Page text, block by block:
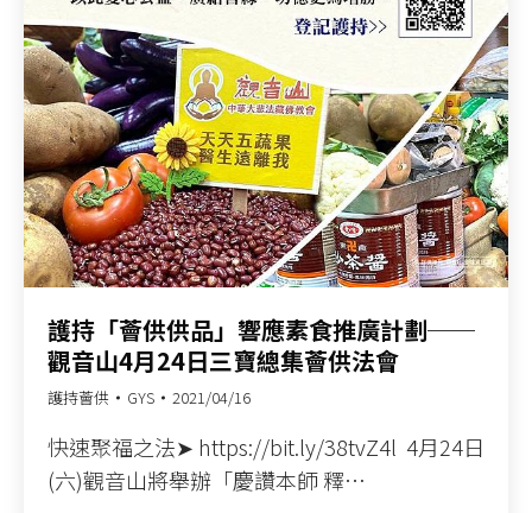
護持「薈供供品」響應素食推廣計劃──
觀音山4月24日三寶總集薈供法會
護持薈供 GYS 2021/04/16
快速聚福之法➤ https://bit.ly/38tvZ4l​ ​ 4月24日
(六)觀音山將舉辦「慶讚本師 釋…